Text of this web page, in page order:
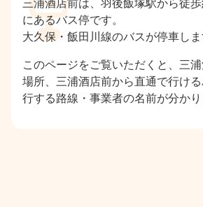
三浦酒店前は、羽後飯塚駅から徒
にあるバス停です。
大久保・飯田川線のバスが停車しま
このページをご覧いただくと、三
場所、三浦酒店前から直通で行け
行する路線・事業者の名前が分かり